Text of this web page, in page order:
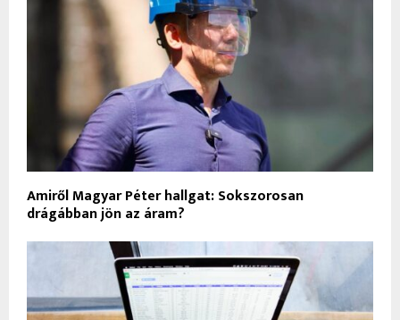
Amiről Magyar Péter hallgat: Sokszorosan
drágábban jön az áram?